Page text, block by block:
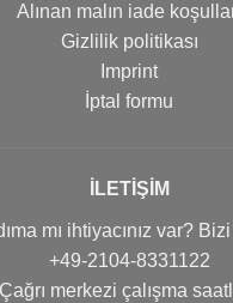
Alınan malın iade
Gizlilik politikası
Imprint
İptal formu
İLETIŞIM
mı ihtiyacınız var?
+49-2104-8331122
Çağrı merkezi çalışma